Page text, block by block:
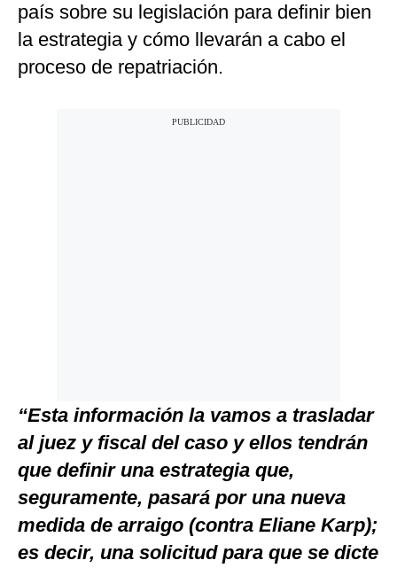
país sobre su legislación para definir bien
la estrategia y cómo llevarán a cabo el
proceso de repatriación.
“Esta información la vamos a trasladar
al juez y fiscal del caso y ellos tendrán
que definir una estrategia que,
seguramente, pasará por una nueva
medida de arraigo (contra Eliane Karp);
es decir, una solicitud para que se dicte